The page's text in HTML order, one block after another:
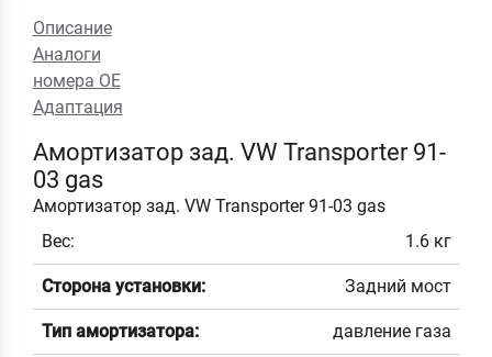
Описание
Аналоги
номера ОЕ
Адаптация
Амортизатор зад. VW Transporter 91-
03 gas
Амортизатор зад. VW Transporter 91-03 gas
Вес:
1.6 кг
Сторона установки: Задний мост
Тип амортизатора: давление газа